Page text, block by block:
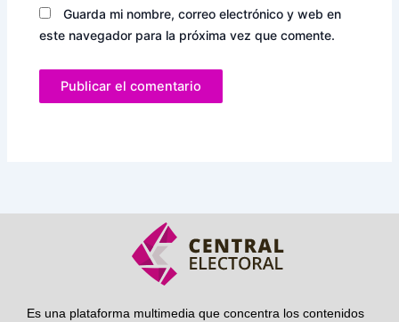
Guarda mi nombre, correo electrónico y web en
este navegador para la próxima vez que comente.
Es una plataforma multimedia que concentra los contenidos